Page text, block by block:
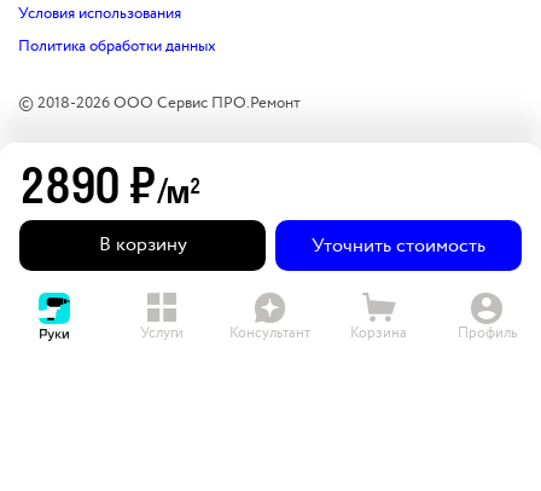
© 2018-2026ООО Сервис ПРО.Ремонт
Условия использования
Политика обработки данных
2890₽/м2
В корзину Уточнить стоимость
Услуги Консультант Корзина Профиль